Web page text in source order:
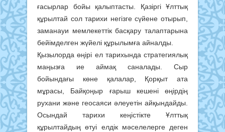
ғасырлар бойы қалыптасты. Қазіргі Ұлттық
құрылтай сол тарихи негізге сүйене отырып,
заманауи мемлекеттік басқару талаптарына
бейімделген жүйелі құрылымға айналды.
Қызылорда өңірі ел тарихында стратегиялық
маңызға ие аймақ саналады. Сыр
бойындағы көне қалалар, Қорқыт ата
мұрасы, Байқоңыр ғарыш кешені өңірдің
рухани және геосаяси әлеуетін айқындайды.
Осындай тарихи кеңістікте Ұлттық
құрылтайдың өтуі елдік мәселелерге деген